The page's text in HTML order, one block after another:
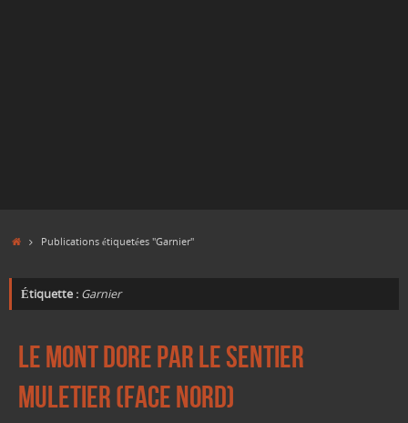
AccueilPublications étiquetées "Garnier"
Étiquette : Garnier
Le Mont Dore par le sentier
muletier (face Nord)